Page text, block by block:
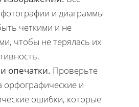
и диаграммы
четкими и не
чтобы не терялась их
опечатки. Проверьте
орфографические и
ошибки, которые